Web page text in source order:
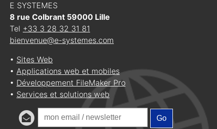
E SYSTEMES
8 rue Colbrant 59000 Lille
Tel +33 3 28 32 31 81
bienvenue@e-systemes.com
• Sites Web
• Applications web et mobiles
• Développement FileMaker Pro
• Services et solutions web
Go